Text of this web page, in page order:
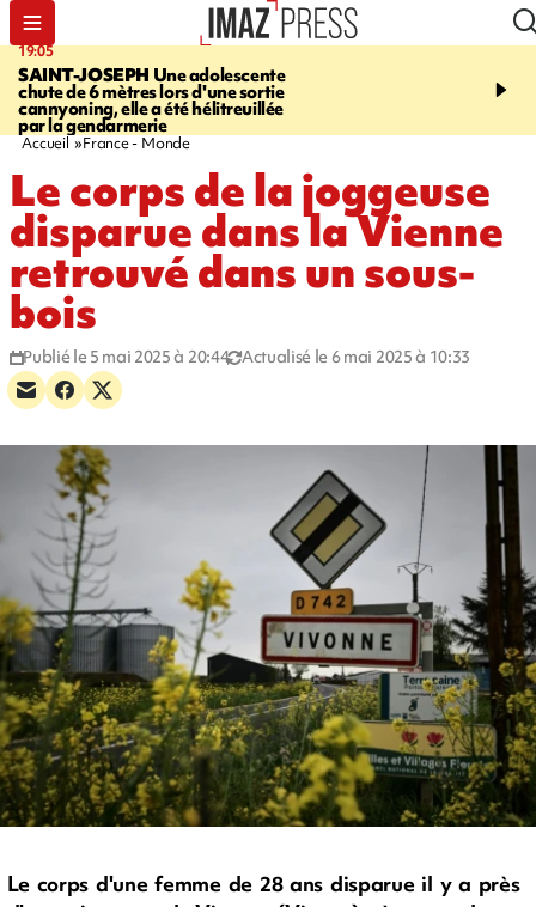
19:05
SAINT-JOSEPH Une adolescente
chute de 6 mètres lors d'une sortie
cannyoning, elle a été hélitreuillée
par la gendarmerie
20:44
rouée de coups,
Accueil France - Monde
Le corps de la joggeuse
disparue dans la Vienne
retrouvé dans un sous-
bois
Publié le 5 mai 2025 à 20:44 Actualisé le 6 mai 2025 à 10:33
Le corps d'une femme de 28 ans disparue il y a près